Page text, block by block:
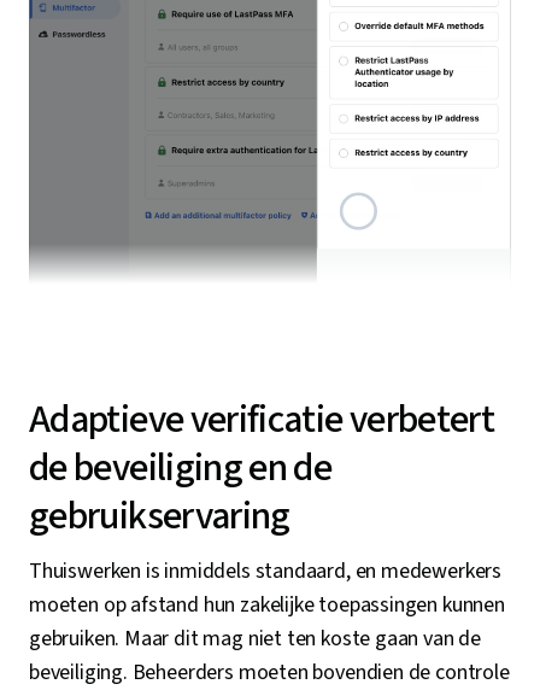
Adaptieve verificatie verbetert
de beveiliging en de
gebruikservaring
Thuiswerken is inmiddels standaard, en medewerkers
moeten op afstand hun zakelijke toepassingen kunnen
gebruiken. Maar dit mag niet ten koste gaan van de
beveiliging. Beheerders moeten bovendien de controle